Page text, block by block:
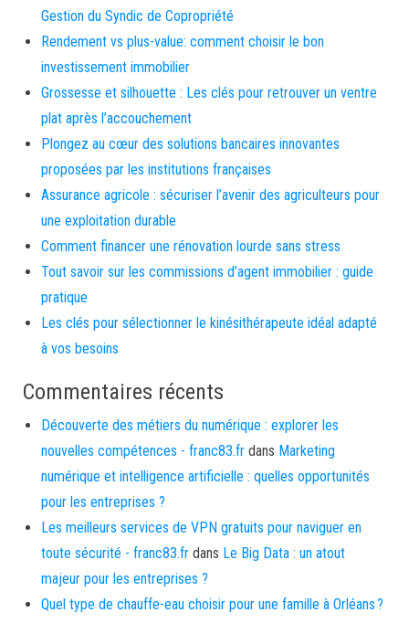
Gestion du Syndic de Copropriété
Rendement vs plus-value: comment choisir le bon
investissement immobilier
Grossesse et silhouette : Les clés pour retrouver un ventre
plat après l’accouchement
Plongez au cœur des solutions bancaires innovantes
proposées par les institutions françaises
Assurance agricole : sécuriser l’avenir des agriculteurs pour
une exploitation durable
Comment financer une rénovation lourde sans stress
Tout savoir sur les commissions d’agent immobilier : guide
pratique
Les clés pour sélectionner le kinésithérapeute idéal adapté
à vos besoins
Commentaires récents
Découverte des métiers du numérique : explorer les
nouvelles compétences - franc83.fr dans Marketing
numérique et intelligence artificielle : quelles opportunités
pour les entreprises ?
Les meilleurs services de VPN gratuits pour naviguer en
toute sécurité - franc83.fr dans Le Big Data : un atout
majeur pour les entreprises ?
Quel type de chauffe-eau choisir pour une famille à Orléans ?